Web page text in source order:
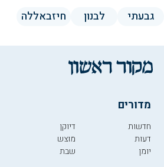
גבעתי לבנון חיזבאללה
מדורים
חדשות
דעות
יומן
דיוקן
מוצש
שבת